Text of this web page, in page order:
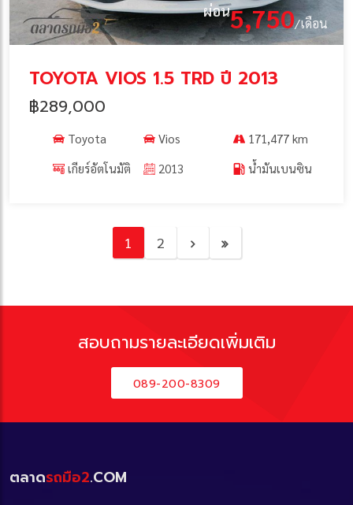
ผ่อน5,750/เดือน
TOYOTA VIOS 1.5 TRD ปี 2013
฿289,000
Toyota Vios
171,477 km
เกียร์อัตโนมัติ
2013 น้ำมันเบนซิน
1 2
สอบถามรายละเอียดเพิ่มเติม
089-200-8309
ตลาดรถมือ2.COM